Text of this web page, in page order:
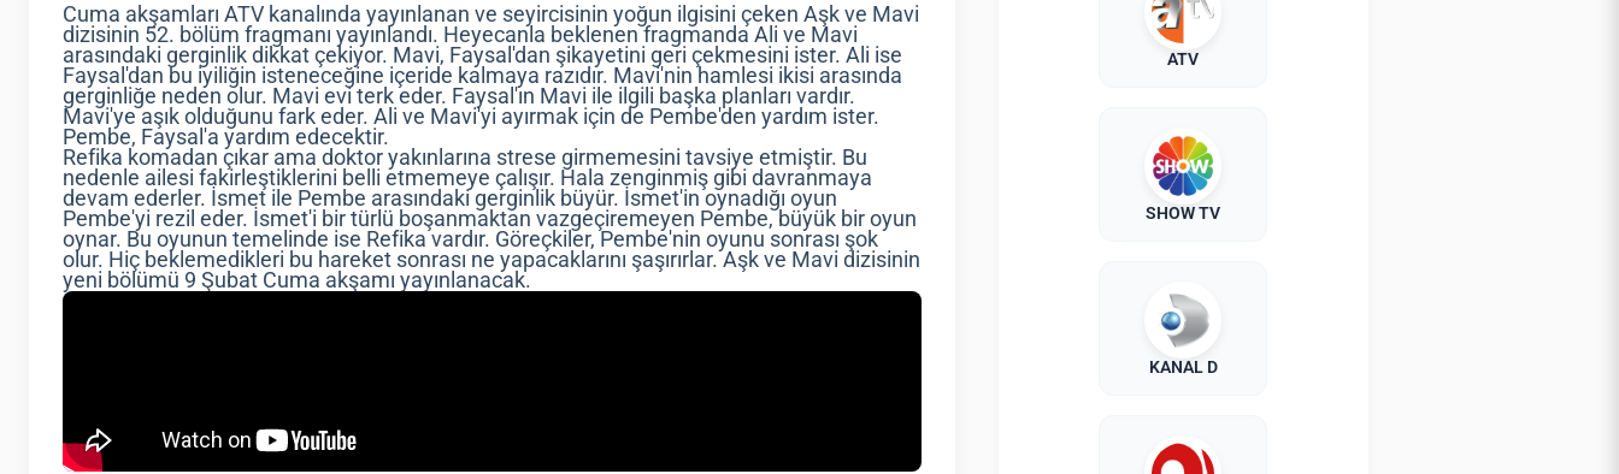
Cuma akşamları ATV kanalında yayınlanan ve seyircisinin yoğun ilgisini çeken Aşk ve Mavi
dizisinin 52. bölüm fragmanı yayınlandı. Heyecanla beklenen fragmanda Ali ve Mavi
arasındaki gerginlik dikkat çekiyor. Mavi, Faysal'dan şikayetini geri çekmesini ister. Ali ise
Faysal'dan bu iyiliğin isteneceğine içeride kalmaya razıdır. Mavi'nin hamlesi ikisi arasında
gerginliğe neden olur. Mavi evi terk eder. Faysal'ın Mavi ile ilgili başka planları vardır.
Mavi'ye aşık olduğunu fark eder. Ali ve Mavi'yi ayırmak için de Pembe'den yardım ister.
Pembe, Faysal'a yardım edecektir.
Refika komadan çıkar ama doktor yakınlarına strese girmemesini tavsiye etmiştir. Bu
nedenle ailesi fakirleştiklerini belli etmemeye çalışır. Hala zenginmiş gibi davranmaya
devam ederler. İsmet ile Pembe arasındaki gerginlik büyür. İsmet'in oynadığı oyun
Pembe'yi rezil eder. İsmet'i bir türlü boşanmaktan vazgeçiremeyen Pembe, büyük bir oyun
oynar. Bu oyunun temelinde ise Refika vardır. Göreçkiler, Pembe'nin oyunu sonrası şok
olur. Hiç beklemedikleri bu hareket sonrası ne yapacaklarını şaşırırlar. Aşk ve Mavi dizisinin
yeni bölümü 9 Şubat Cuma akşamı yayınlanacak.
ATV
SHOW TV
KANAL D